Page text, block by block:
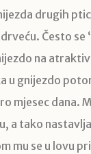
drugih
Često se
na
u gnijezdo
mjesec dana.
a tako
mu se u lovu